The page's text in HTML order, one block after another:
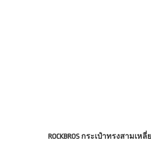
ROCKBROS กระเป๋าทรงสามเหลี่